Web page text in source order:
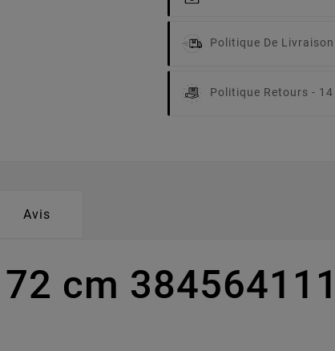
Politique De Livraison
Politique Retours -
Avis
cm